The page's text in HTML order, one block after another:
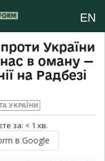
EN
України
нас в оману —
на Радбезі
УКРАЇНИ
за: < 1 хв.
в Google